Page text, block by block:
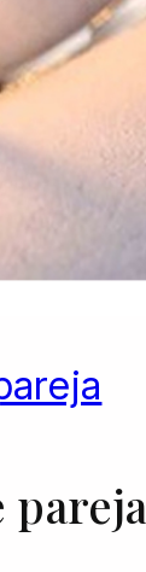
pareja